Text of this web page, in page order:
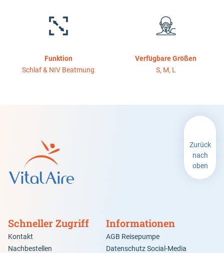
Funktion
Schlaf & NIV Beatmung
Verfügbare Größen
S, M, L
Schneller Zugriff
Kontakt
Nachbestellen
Informationen
AGB Reisepumpe
Datenschutz Social-Media
Zurück
nach
oben